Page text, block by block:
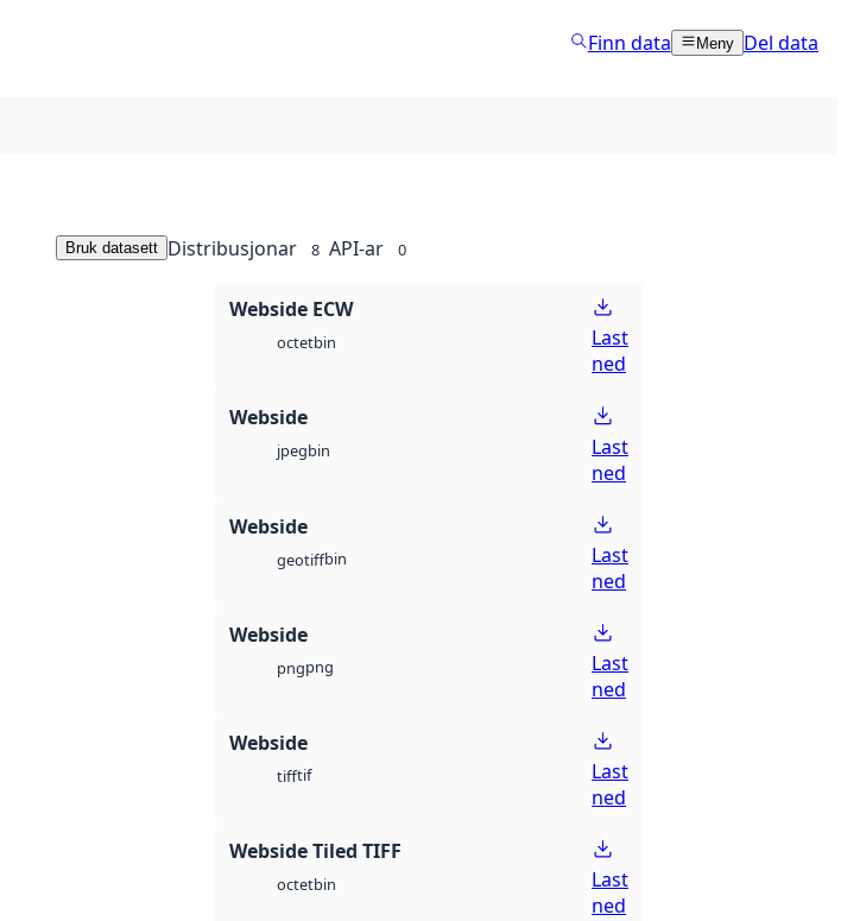
Finn data Meny Del data
Bruk datasett Distribusjonar 8 API-ar 0
Webside ECW
octetbin
Last
ned
Webside
jpegbin
Last
ned
Webside
geotiffbin
Last
ned
Webside
pngpng
Last
ned
Webside
tifftif
Last
ned
Webside Tiled TIFF
octetbin
Last
ned